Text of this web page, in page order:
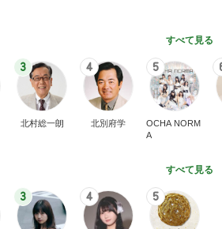
すべて見る
3
北村総一朗
4
北別府学
5
OCHA NORM
A
すべて見る
3 4 5